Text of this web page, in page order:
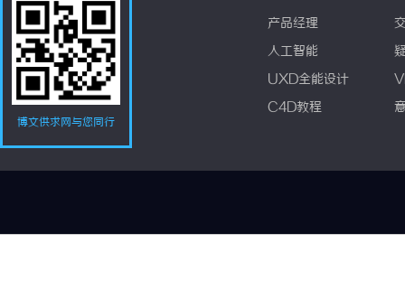
博文供求网与您同行
产品经理
人工智能
UXD全能设计
C4D教程